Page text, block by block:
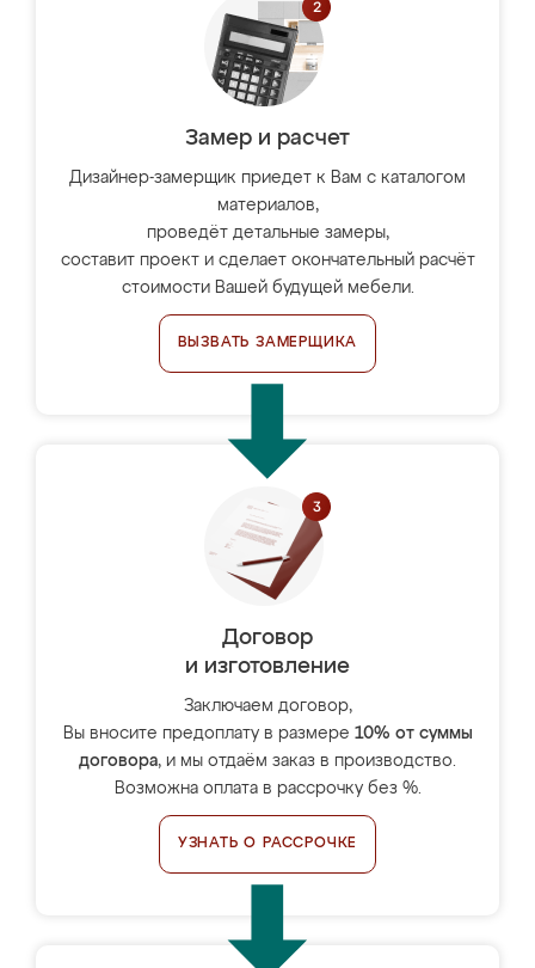
Замер и расчет
Дизайнер-замерщик приедет к Вам с каталогом
материалов,
проведёт детальные замеры,
составит проект и сделает окончательный расчёт
стоимости Вашей будущей мебели.
ВЫЗВАТЬ ЗАМЕРЩИКА
Договор
и изготовление
Заключаем договор,
Вы вносите предоплату в размере 10% от суммы
договора, и мы отдаём заказ в производство.
Возможна оплата в рассрочку без %.
УЗНАТЬ О РАССРОЧКЕ